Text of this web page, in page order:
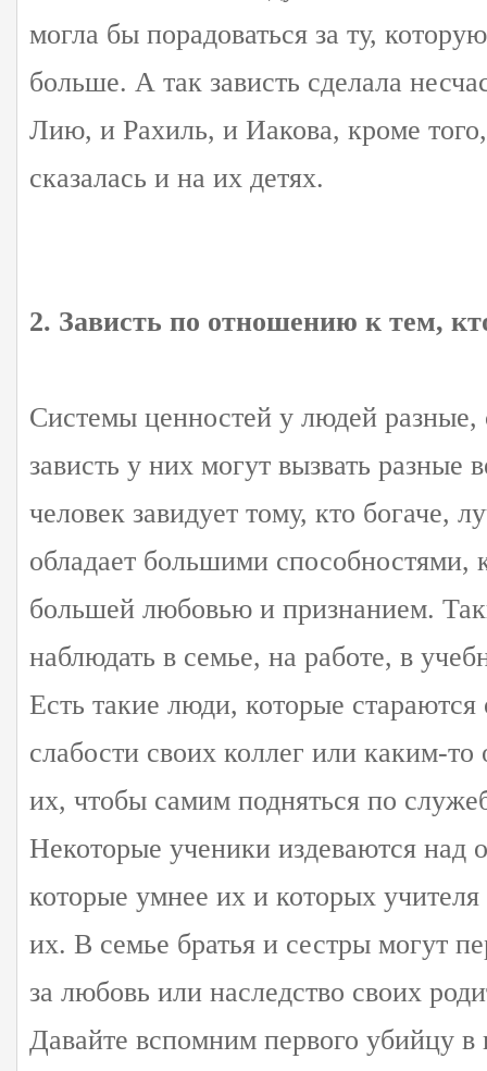
могла бы порадоваться за ту,
больше. А так зависть сделала
Лию, и Рахиль, и Иакова, кроме
сказалась и на их детях.
2. Зависть по отношению к тем,
Системы ценностей у людей разные,
зависть у них могут вызвать
человек завидует тому, кто богаче,
обладает большими способностями,
большей любовью и признанием.
наблюдать в семье, на работе, в
Есть такие люди, которые стараются
слабости своих коллег или каким-
их, чтобы самим подняться по
Некоторые ученики издеваются над
которые умнее их и которых
их. В семье братья и сестры могут
за любовь или наследство своих
Давайте вспомним первого убийцу в